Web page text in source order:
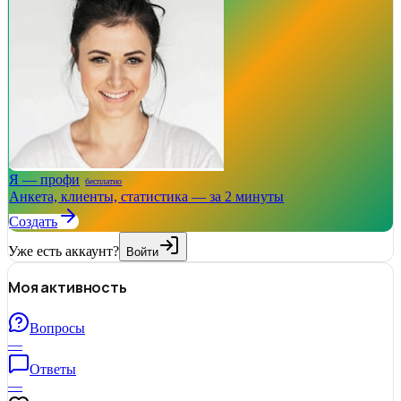
Я — профи бесплатно
Анкета, клиенты, статистика — за 2 минуты
Создать
Уже есть аккаунт? Войти
Моя активность
Вопросы
—
Ответы
—